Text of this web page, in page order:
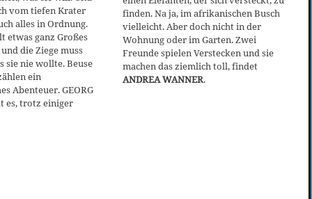
vom tiefen Krater
alles in Ordnung.
etwas ganz Großes
die Ziege muss
sie nie wollte. Beuse
ein
Abenteuer. GEORG
es, trotz einiger
finden. Na ja, im afrikanischen Busch
vielleicht. Aber doch nicht in der
Wohnung oder im Garten. Zwei
Freunde spielen Verstecken und sie
machen das ziemlich toll, findet
ANDREA WANNER.